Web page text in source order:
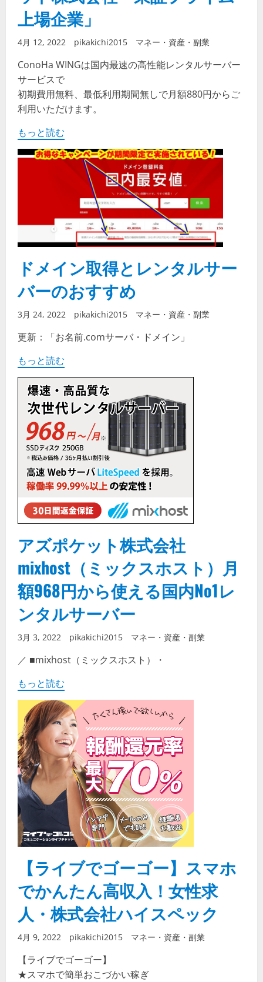
上場企業」
4月 12, 2022 pikakichi2015 マネー・資産・副業
ConoHa WINGは国内最速の高性能レンタルサーバー
サービスで
初期費用無料、最低利用期間無しで月額880円からご
利用いただけます。
もっと読む
ドメイン取得とレンタルサー
バーのおすすめ
3月 24, 2022 pikakichi2015 マネー・資産・副業
更新：「お名前.comサーバ・ドメイン」
もっと読む
アズポケット株式会社
mixhost（ミックスホスト）月
額968円から使える国内No1レ
ンタルサーバー
3月 3, 2022 pikakichi2015 マネー・資産・副業
／ ■mixhost（ミックスホスト）・
もっと読む
【ライブでゴーゴー】スマホ
でかんたん高収入！女性求
人・株式会社ハイスペック
4月 9, 2022 pikakichi2015 マネー・資産・副業
【ライブでゴーゴー】
★スマホで簡単おこづかい稼ぎ